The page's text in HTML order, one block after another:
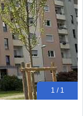
1 / 1